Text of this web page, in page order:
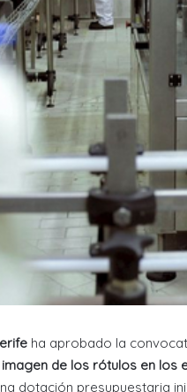
ha aprobado la
de los rótulos en los
dotación presupuestaria